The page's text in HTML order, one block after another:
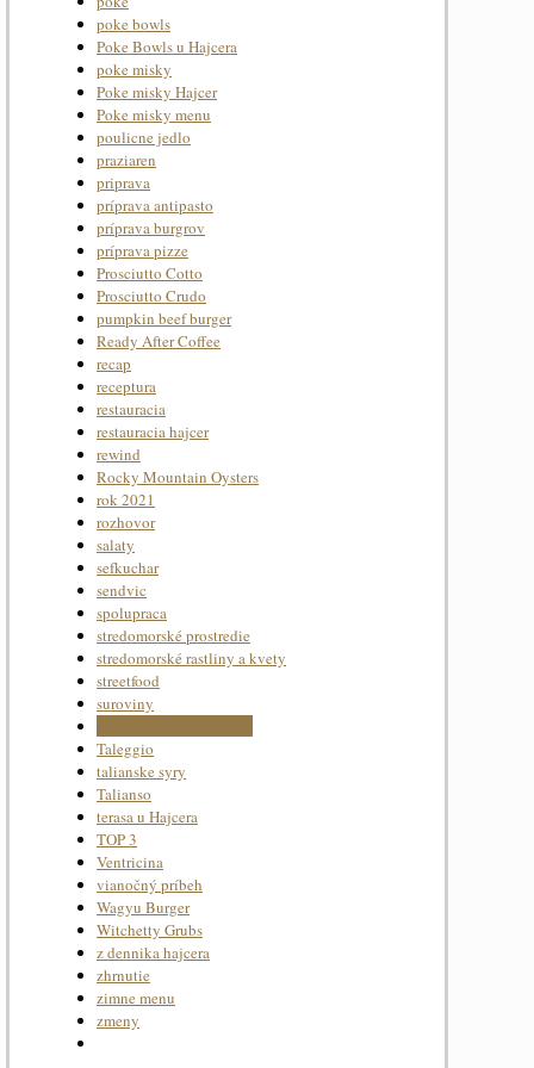
poke bowls
Poke Bowls u Hajcera
poke misky
Poke misky Hajcer
Poke misky menu
poulicne jedlo
praziaren
priprava
príprava antipasto
príprava burgrov
príprava pizze
Prosciutto Cotto
Prosciutto Crudo
pumpkin beef burger
Ready After Coffee
recap
receptura
restauracia
restauracia hajcer
rewind
Rocky Mountain Oysters
rok 2021
rozhovor
salaty
sefkuchar
sendvic
spolupraca
stredomorské prostredie
stredomorské rastliny a kvety
streetfood
suroviny
Taleggio
talianske syry
Talianso
terasa u Hajcera
TOP 3
Ventricina
vianočný príbeh
Wagyu Burger
Witchetty Grubs
z dennika hajcera
zhrnutie
zimne menu
zmeny